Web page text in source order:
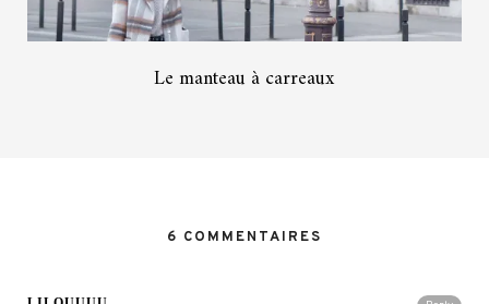
Le manteau à carreaux
6 COMMENTAIRES